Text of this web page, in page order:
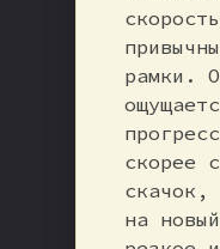
рамки.
скорее
скачок,
на